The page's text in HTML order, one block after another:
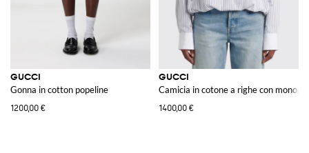
GUCCI
Gonna in cotton popeline
1200,00 €
GUCCI
Camicia in cotone a righe con
1400,00 €